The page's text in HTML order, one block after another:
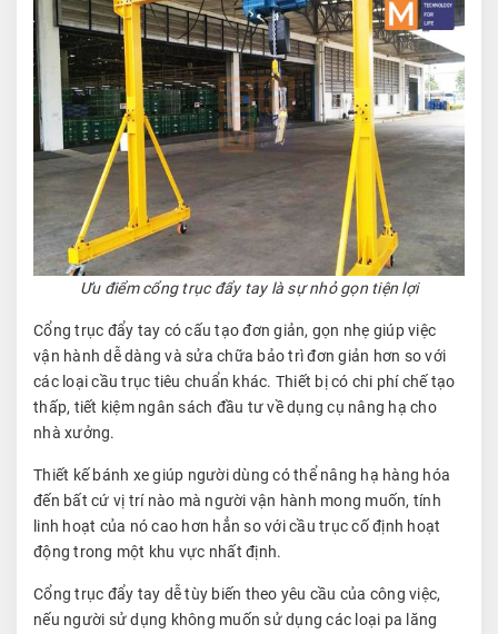
Ưu điểm cổng trục đẩy tay là sự nhỏ gọn tiện lợi
Cổng trục đẩy tay có cấu tạo đơn giản, gọn nhẹ giúp việc
vận hành dễ dàng và sửa chữa bảo trì đơn giản hơn so với
các loại cầu trục tiêu chuẩn khác. Thiết bị có chi phí chế tạo
thấp, tiết kiệm ngân sách đầu tư về dụng cụ nâng hạ cho
nhà xưởng.
Thiết kế bánh xe giúp người dùng có thể nâng hạ hàng hóa
đến bất cứ vị trí nào mà người vận hành mong muốn, tính
linh hoạt của nó cao hơn hẳn so với cầu trục cố định hoạt
động trong một khu vực nhất định.
Cổng trục đẩy tay dễ tùy biến theo yêu cầu của công việc,
nếu người sử dụng không muốn sử dụng các loại pa lăng